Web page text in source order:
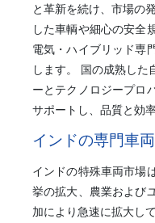
と革新を続け、市場の
した車輌や細心の安全
電気・ハイブリッド専
します。 国の成熟した
ーとテクノロジープロ
サポートし、品質と効
インドの専門車
インドの特殊車両市場
挙の拡大、農業および
加により急速に拡大し